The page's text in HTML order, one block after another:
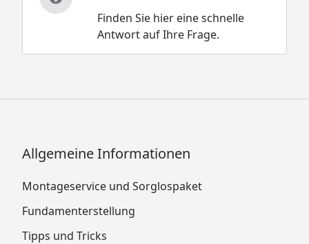
Finden Sie hier eine schnelle
Antwort auf Ihre Frage.
Allgemeine Informationen
Montageservice und Sorglospaket
Fundamenterstellung
Tipps und Tricks